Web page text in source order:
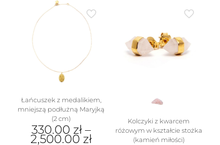
Łańcuszek z medalikiem,
mniejszą podłużną Maryjką
(2 cm)
330.00 zł –
2,500.00 zł
Kolczyki z kwarcem
różowym w kształcie stożka
(kamień miłości)